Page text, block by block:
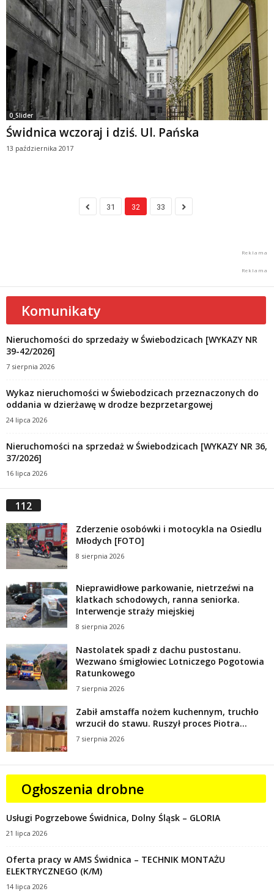
0_Slider
Świdnica wczoraj i dziś. Ul. Pańska
13 października 2017
31 32 33
Komunikaty
Nieruchomości do sprzedaży w Świebodzicach [WYKAZY NR
39-42/2026]
7 sierpnia 2026
Wykaz nieruchomości w Świebodzicach przeznaczonych do
oddania w dzierżawę w drodze bezprzetargowej
24 lipca 2026
Nieruchomości na sprzedaż w Świebodzicach [WYKAZY NR 36,
37/2026]
16 lipca 2026
112
Zderzenie osobówki i motocykla na Osiedlu
Młodych [FOTO]
8 sierpnia 2026
Nieprawidłowe parkowanie, nietrzeźwi na
klatkach schodowych, ranna seniorka.
Interwencje straży miejskiej
8 sierpnia 2026
Nastolatek spadł z dachu pustostanu.
Wezwano śmigłowiec Lotniczego Pogotowia
Ratunkowego
7 sierpnia 2026
Zabił amstaffa nożem kuchennym, truchło
wrzucił do stawu. Ruszył proces Piotra...
7 sierpnia 2026
Ogłoszenia drobne
Usługi Pogrzebowe Świdnica, Dolny Śląsk – GLORIA
21 lipca 2026
Oferta pracy w AMS Świdnica – TECHNIK MONTAŻU
ELEKTRYCZNEGO (K/M)
14 lipca 2026